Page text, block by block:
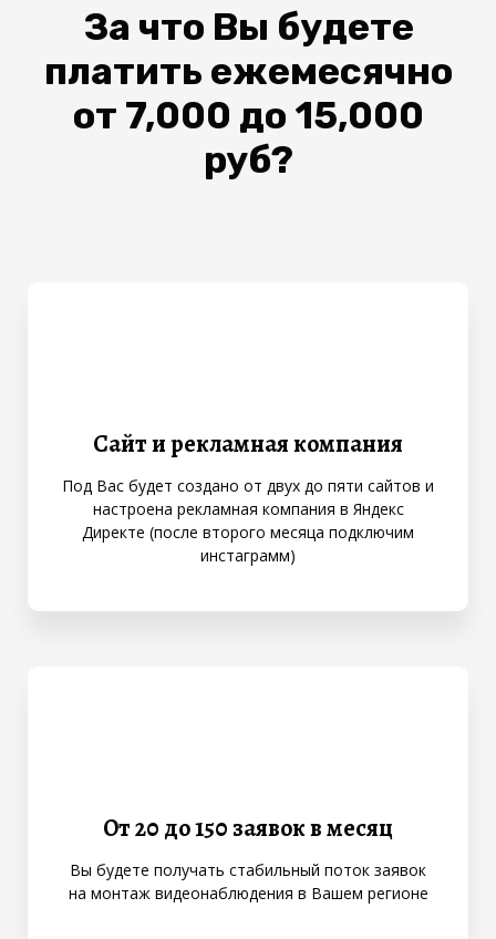
За что Вы будете
платить ежемесячно
от 7,000 до 15,000
руб?
Сайт и рекламная компания
Под Вас будет создано от двух до пяти сайтов и
настроена рекламная компания в Яндекс
Директе (после второго месяца подключим
инстаграмм)
От 20 до 150 заявок в месяц
Вы будете получать стабильный поток заявок
на монтаж видеонаблюдения в Вашем регионе